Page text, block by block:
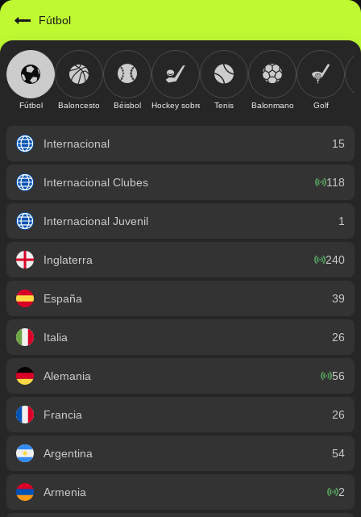
Fútbol
Fútbol Baloncesto Béisbol Hockey sobre hieloTenis Balonmano Golf
Internacional 15
Internacional Clubes 118
Internacional Juvenil 1
Inglaterra 240
España 39
Italia 26
Alemania 56
Francia 26
Argentina 54
Armenia 2
https://mobile.geniusbet.sv/sport/detail/futbol?id=1